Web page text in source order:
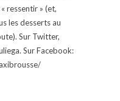
ressentir » (et,
les desserts au
Sur Twitter,
Sur Facebook: